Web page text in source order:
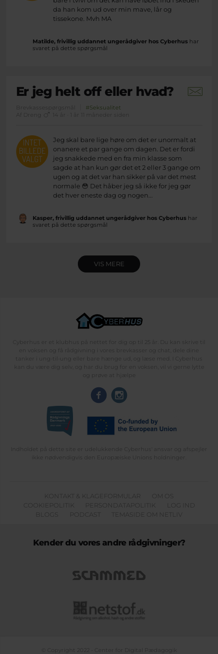
da han kom ud over min mave, lår og
tissekone. Mvh MA
Matilde, frivillig uddannet ungerådgiver hos Cyberhushar
svaret på dette spørgsmål
Er jeg helt off eller hvad?
Brevkassespørgsmål
#Seksualitet
Af Dreng
14 år · 1 år 11 måneder siden
Jeg skal bare lige høre om det er unormalt at
onanere et par gange om dagen. Det er fordi
jeg snakkede med en fra min klasse som
sagde at han kun gør det et 2 eller 3 gange om
ugen og at det var han sikker på var det mest
normale 😳 Det håber jeg så ikke for jeg gør
det hver eneste dag og nogen...
Kasper, frivillig uddannet ungerådgiver hos Cyberhushar
svaret på dette spørgsmål
VIS MERE
Cyberhus er et klubhus på nettet for dig op til 25 år. Du kan skrive til
en voksen og få rådgivning i vores brevkasser og chat, dele dine
tanker i ung-til-ung eller bare hænge ud, og læse med. I Cyberhus
kan du være dig selv, og har du brug for en voksen, vil vi gerne lytte
og prøve at hjælpe
Indholdet på dette site er udelukkende Cyberhus' ansvar og afspejler
ikke nødvendigvis den Europæiske Unions holdninger.
KONTAKT & KLAGEFORMULAR
OM OS
COOKIEPOLITIK
PERSONDATAPOLITIK
LOG IND
BLOGS
PODCAST TEMASIDE OM NETLIV
Kender du vores andre rådgivninger?
© Copyright 2022 - Center for Digital Pædagogik